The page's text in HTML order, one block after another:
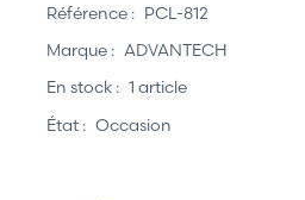
Référence : PCL-812
Marque : ADVANTECH
En stock : 1 article
État : Occasion